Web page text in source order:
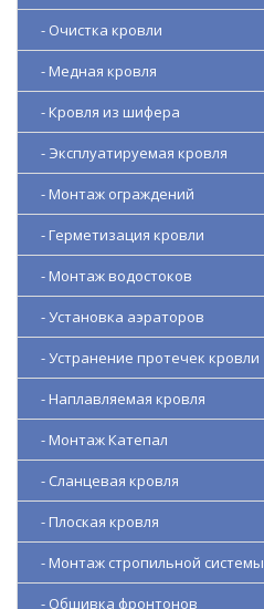
- Очистка кровли
- Медная кровля
- Кровля из шифера
- Эксплуатируемая кровля
- Монтаж ограждений
- Герметизация кровли
- Монтаж водостоков
- Установка аэраторов
- Устранение протечек кровли
- Наплавляемая кровля
- Монтаж Катепал
- Сланцевая кровля
- Плоская кровля
- Монтаж стропильной системы
- Обшивка фронтонов